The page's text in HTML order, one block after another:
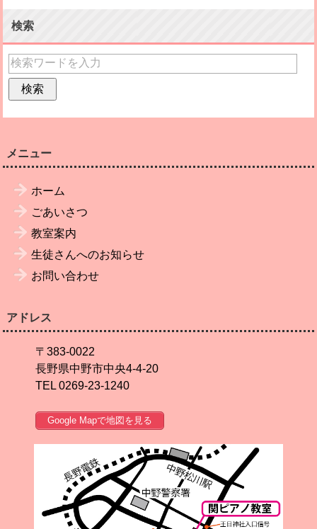
検索
メニュー
ホーム
ごあいさつ
教室案内
生徒さんへのお知らせ
お問い合わせ
アドレス
〒383-0022
長野県中野市中央4-4-20
TEL 0269-23-1240
Google Mapで地図を見る